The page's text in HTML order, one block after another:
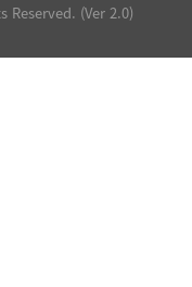
Reserved. (Ver 2.0)